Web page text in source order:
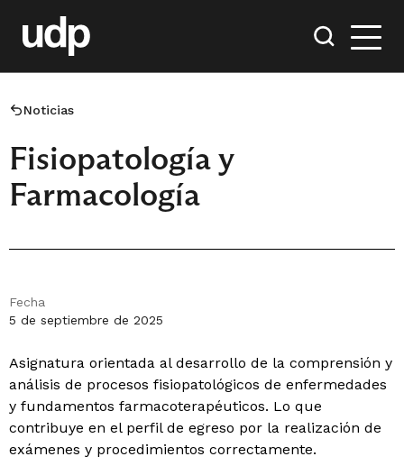
Noticias
Fisiopatología y
Farmacología
Fecha
5 de septiembre de 2025
Asignatura orientada al desarrollo de la comprensión y
análisis de procesos fisiopatológicos de enfermedades
y fundamentos farmacoterapéuticos. Lo que
contribuye en el perfil de egreso por la realización de
exámenes y procedimientos correctamente.